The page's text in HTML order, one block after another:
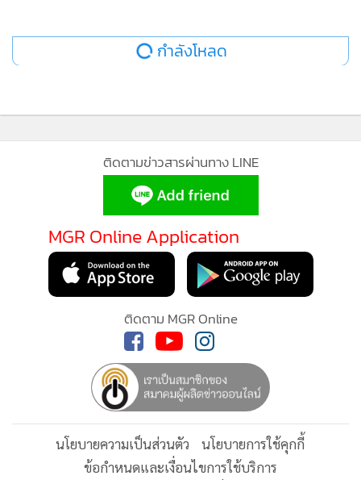
คนเท่านั้น ผู้สมัครสามารถศึกษาประวัติของคนที่จะเลือกในกลุ่ม
นั้นแค่ 20 คน ในระดับอำเภอของตัวเอง ไม่ต้องไปดูอำเภออื่น ซึ่ง
อย่างไรก็ตาม นายแสวง กล่าวติดตลกว่า ตนได้ชี้แจงเรื่องการ
เลือก สว. ผ่าน Facebook หลายครั้ง และถูกทัวร์ลง แต่ไม่เป็นไร
ลานจอดยังเยอะอยู่
กำลังโหลด
ติดตามข่าวสารผ่านทาง LINE
MGR Online Application
ติดตาม MGR Online
นโยบายความเป็นส่วนตัว
นโยบายการใช้คุกกี้
ข้อกำหนดและเงื่อนไขการใช้บริการ